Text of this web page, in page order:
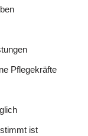
Pflegekräfte
ist